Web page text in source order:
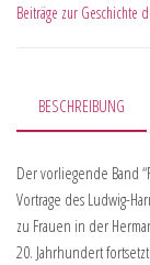
Beiträge zur Geschichte
BESCHREIBUNG
Der vorliegende Band
Vortrage des Ludwig-
zu Frauen in der
20. Jahrhundert